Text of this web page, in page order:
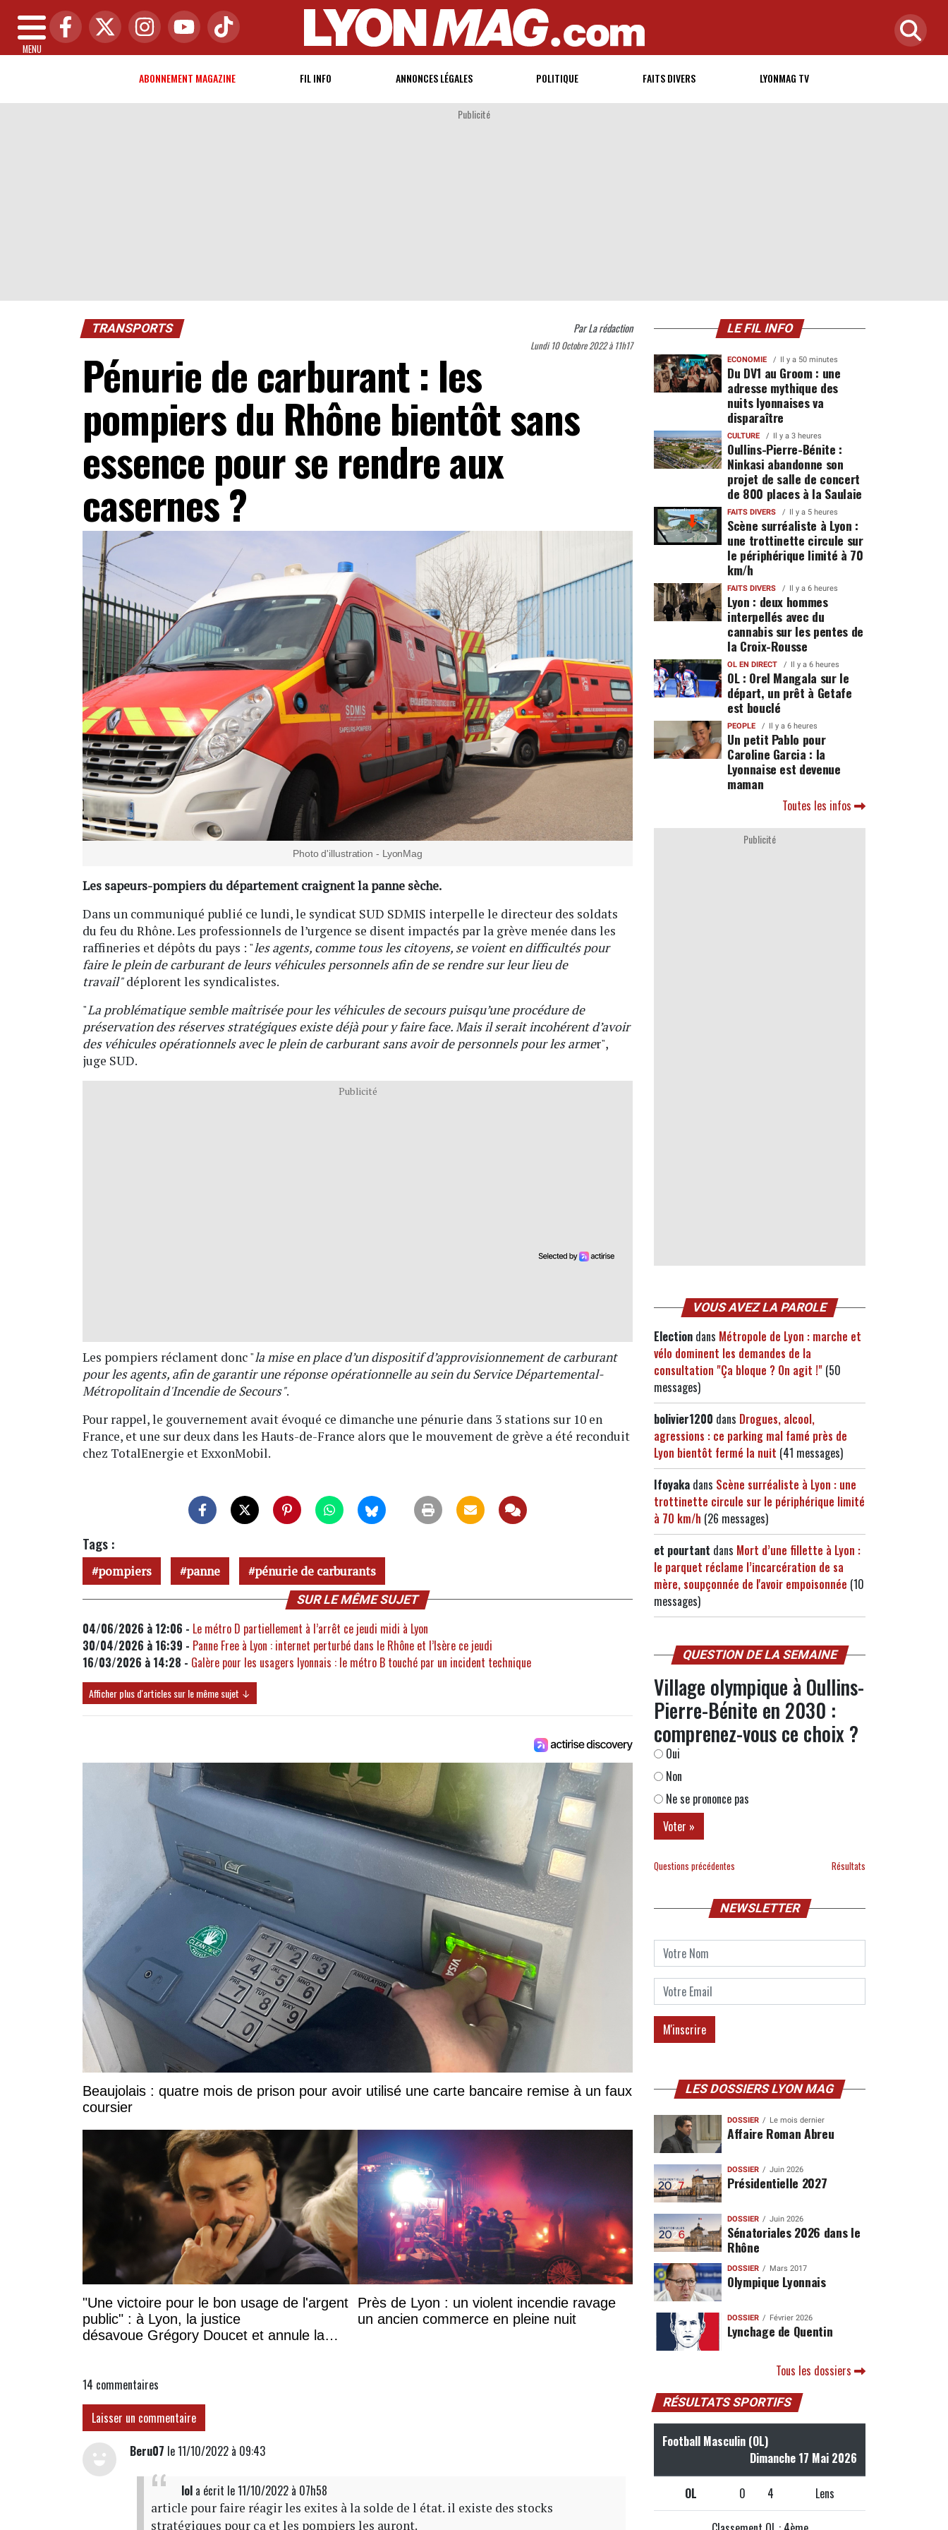
MENU
ABONNEMENT MAGAZINE FIL INFO ANNONCES LÉGALES POLITIQUE FAITS DIVERS LYONMAG TV
Publicité
TRANSPORTS ParLa rédaction
Lundi 10 Octobre 2022 à 11h17
Pénurie de carburant : les
pompiers du Rhône bientôt sans
essence pour se rendre aux
casernes ?
Photo d'illustration - LyonMag
Les sapeurs-pompiers du département craignent la panne sèche.
Dans un communiqué publié ce lundi, le syndicat SUD SDMIS interpelle le directeur des soldats
du feu du Rhône. Les professionnels de l’urgence se disent impactés par la grève menée dans les
raffineries et dépôts du pays : "les agents, comme tous les citoyens, se voient en difficultés pour
faire le plein de carburant de leurs véhicules personnels afin de se rendre sur leur lieu de
travail"déplorent les syndicalistes.
"La problématique semble maîtrisée pour les véhicules de secours puisqu’une procédure de
préservation des réserves stratégiques existe déjà pour y faire face. Mais il serait incohérent d’avoir
des véhicules opérationnels avec le plein de carburant sans avoir de personnels pour les armer",
juge SUD.
Publicité
Les pompiers réclament donc "la mise en place d’un dispositif d’approvisionnement de carburant
pour les agents, afin de garantir une réponse opérationnelle au sein du Service Départemental-
Métropolitain d'Incendie de Secours".
Pour rappel, le gouvernement avait évoqué ce dimanche une pénurie dans 3 stations sur 10 en
France, et une sur deux dans les Hauts-de-France alors que le mouvement de grève a été reconduit
chez TotalEnergie et ExxonMobil.
Tags :
pompiers panne pénurie de carburants
SUR LE MÊME SUJET
04/06/2026 à 12:06 - Le métro D partiellement à l’arrêt ce jeudi midi à Lyon
30/04/2026 à 16:39 - Panne Free à Lyon : internet perturbé dans le Rhône et l’Isère ce jeudi
16/03/2026 à 14:28 - Galère pour les usagers lyonnais : le métro B touché par un incident technique
Afficher plus d'articles sur le même sujet ↓
Beaujolais : quatre mois de prison pour avoir utilisé une carte bancaire remise à un faux
coursier
"Une victoire pour le bon usage de l'argent
public" : à Lyon, la justice
désavoue Grégory Doucet et annule la
Près de Lyon : un violent incendie ravage
un ancien commerce en pleine nuit
14 commentaires
Laisser un commentaire
Beru07 le 11/10/2022 à 09:43
lol a écrit le 11/10/2022 à 07h58
article pour faire réagir les exites à la solde de l état. il existe des stocks
stratégiques pour ça et les pompiers les auront.
LE FIL INFO
ECONOMIE Il y a 50 minutes
Du DV1 au Groom : une
adresse mythique des
nuits lyonnaises va
disparaître
CULTURE Il y a 3 heures
Oullins-Pierre-Bénite :
Ninkasi abandonne son
projet de salle de concert
de 800 places à la Saulaie
FAITS DIVERS Il y a 5 heures
Scène surréaliste à Lyon :
une trottinette circule sur
le périphérique limité à 70
km/h
FAITS DIVERS Il y a 6 heures
Lyon : deux hommes
interpellés avec du
cannabis sur les pentes de
la Croix-Rousse
OL EN DIRECT Il y a 6 heures
OL : Orel Mangala sur le
départ, un prêt à Getafe
est bouclé
PEOPLE Il y a 6 heures
Un petit Pablo pour
Caroline Garcia : la
Lyonnaise est devenue
maman
Toutes les infos
Publicité
VOUS AVEZ LA PAROLE
Election dans Métropole de Lyon : marche et
vélo dominent les demandes de la
consultation "Ça bloque ? On agit !" (50
messages)
bolivier1200 dans Drogues, alcool,
agressions : ce parking mal famé près de
Lyon bientôt fermé la nuit (41 messages)
Ifoyaka dans Scène surréaliste à Lyon : une
trottinette circule sur le périphérique limité
à 70 km/h (26 messages)
et pourtant dans Mort d’une fillette à Lyon :
le parquet réclame l’incarcération de sa
mère, soupçonnée de l'avoir empoisonnée (10
messages)
QUESTION DE LA SEMAINE
Village olympique à Oullins-
Pierre-Bénite en 2030 :
comprenez-vous ce choix ?
Oui
Non
Ne se prononce pas
Questions précédentes Résultats
NEWSLETTER
LES DOSSIERS LYON MAG
DOSSIER Le mois dernier
Affaire Roman Abreu
DOSSIER Juin 2026
Présidentielle 2027
DOSSIER Juin 2026
Sénatoriales 2026 dans le
Rhône
DOSSIER Mars 2017
Olympique Lyonnais
DOSSIER Février 2026
Lynchage de Quentin
Tous les dossiers
RÉSULTATS SPORTIFS
Football Masculin (OL)
Dimanche 17 Mai 2026
OL 0 4 Lens